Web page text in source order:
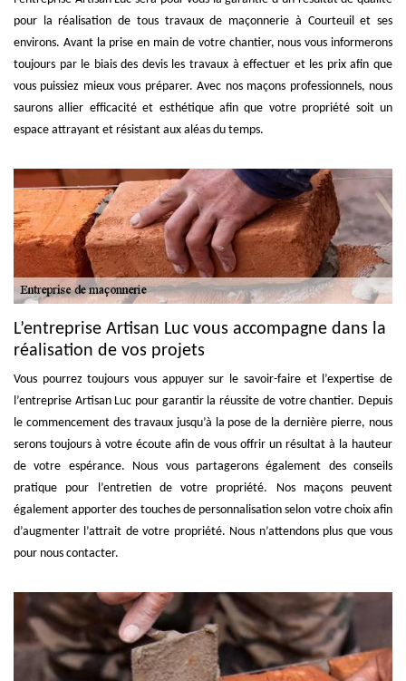
pour la réalisation de tous travaux de maçonnerie à Courteuil et ses
environs. Avant la prise en main de votre chantier, nous vous informerons
toujours par le biais des devis les travaux à effectuer et les prix afin que
vous puissiez mieux vous préparer. Avec nos maçons professionnels, nous
saurons allier efficacité et esthétique afin que votre propriété soit un
espace attrayant et résistant aux aléas du temps.
L’entreprise Artisan Luc vous accompagne dans la
réalisation de vos projets
Vous pourrez toujours vous appuyer sur le savoir-faire et l’expertise de
l’entreprise Artisan Luc pour garantir la réussite de votre chantier. Depuis
le commencement des travaux jusqu’à la pose de la dernière pierre, nous
serons toujours à votre écoute afin de vous offrir un résultat à la hauteur
de votre espérance. Nous vous partagerons également des conseils
pratique pour l’entretien de votre propriété. Nos maçons peuvent
également apporter des touches de personnalisation selon votre choix afin
d’augmenter l’attrait de votre propriété. Nous n’attendons plus que vous
pour nous contacter.